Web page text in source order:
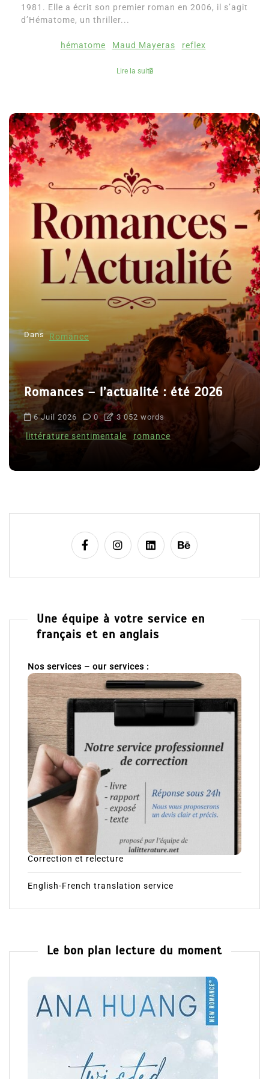
1981. Elle a écrit son premier roman en 2006, il s’agit
d’Hématome, un thriller...
hématome Maud Mayeras reflex
Lire la suite
Dans Romance
Romances – l’actualité : été 2026
6 Juil 2026 0 3 052 words
littérature sentimentale romance
Une équipe à votre service en
français et en anglais
Nos services – our services :
Correction et relecture
English-French translation service
Le bon plan lecture du moment